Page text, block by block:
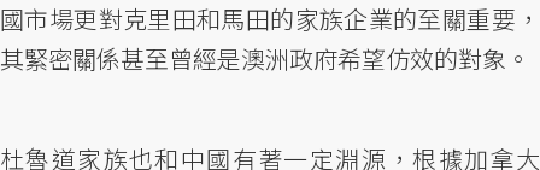
國市場更對克里田和馬田的家族企業的至關重要，
其緊密關係甚至曾經是澳洲政府希望仿效的對象。
杜魯道家族也和中國有著一定淵源，根據加拿大